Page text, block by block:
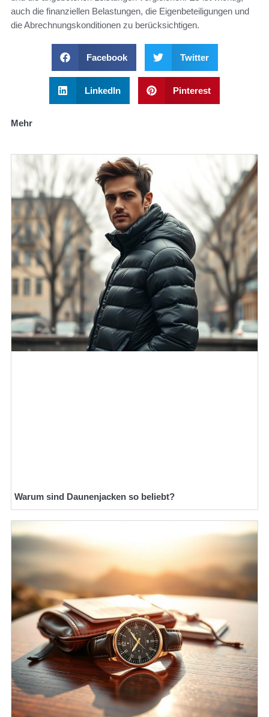
auch die finanziellen Belastungen, die Eigenbeteiligungen und
die Abrechnungskonditionen zu berücksichtigen.
Facebook Twitter
LinkedIn Pinterest
Mehr
Warum sind Daunenjacken so beliebt?